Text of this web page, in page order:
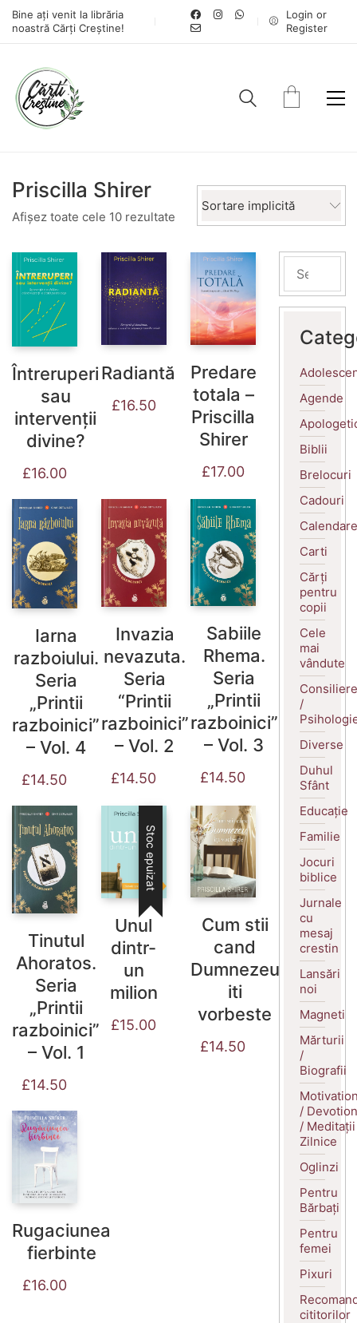
Bine ați venit la librăria
noastră Cărți Creștine!
Login or
Register
Priscilla Shirer
Afișez toate cele 10 rezultate
Sortare implicită
Întreruperi
sau
intervenții
divine?
£16.00
Radiantă
£16.50
Predare
totala –
Priscilla
Shirer
£17.00
Iarna
razboiului.
Seria
„Printii
razboinici”
– Vol. 4
£14.50
Invazia
nevazuta.
Seria
“Printii
razboinici”
– Vol. 2
£14.50
Sabiile
Rhema.
Seria
„Printii
razboinici”
– Vol. 3
£14.50
Tinutul
Ahoratos.
Seria
„Printii
razboinici”
– Vol. 1
£14.50
Stoc epuizat
Unul
dintr-
un
milion
£15.00
Cum stii
cand
Dumnezeu
iti
vorbeste
£14.50
Rugaciunea
fierbinte
£16.00
Agende
Biblii
Brelocuri
Cadouri
Calendare
Carti
Cărți
pentru
copii
Cele
mai
vândute
Consiliere
/
Diverse
Duhul
Sfânt
Educație
Familie
Jocuri
biblice
Jurnale
cu
mesaj
crestin
Lansări
noi
Magneti
Mărturii
/
Biografii
/
/ Meditații
Zilnice
Oglinzi
Pentru
Bărbați
Pentru
femei
Pixuri
cititorilor